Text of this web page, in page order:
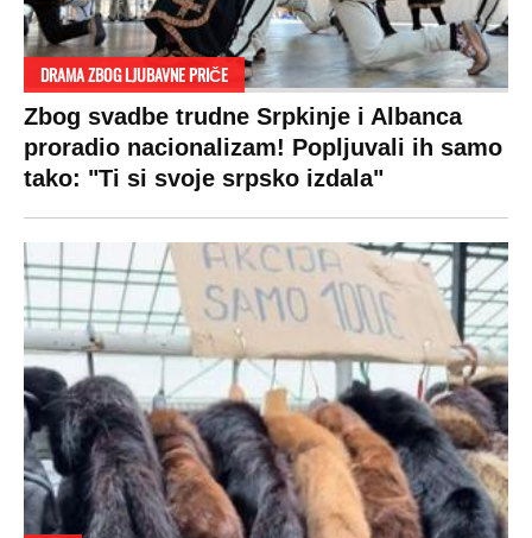
DRAMA ZBOG LJUBAVNE PRIČE
Zbog svadbe trudne Srpkinje i Albanca
proradio nacionalizam! Popljuvali ih samo
tako: "Ti si svoje srpsko izdala"